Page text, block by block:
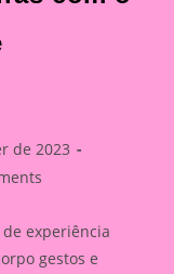
de 2023
experiência
gestos e